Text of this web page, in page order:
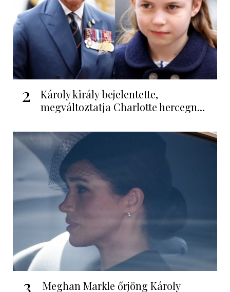
2
Károly király bejelentette,
megváltoztatja Charlotte hercegn...
3
Meghan Markle őrjöng Károly